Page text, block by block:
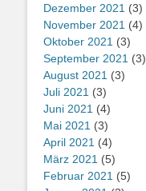
Dezember 2021 (3)
November 2021 (4)
Oktober 2021 (3)
September 2021 (3)
August 2021 (3)
Juli 2021 (3)
Juni 2021 (4)
Mai 2021 (3)
April 2021 (4)
März 2021 (5)
Februar 2021 (5)